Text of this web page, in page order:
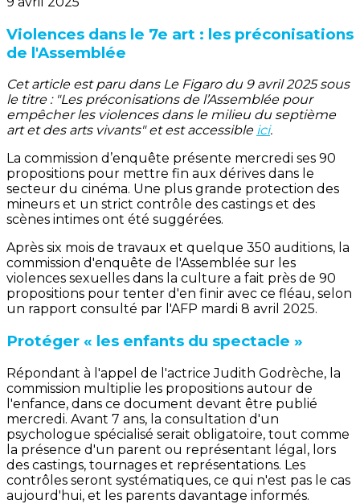
Violences dans le 7e art : les préconisations
de l'Assemblée
Cet article est paru dans Le Figaro du 9 avril 2025 sous
le titre : "Les préconisations de l’Assemblée pour
empêcher les violences dans le milieu du septième
art et des arts vivants" et est accessible ici.
La commission d’enquête présente mercredi ses 90
propositions pour mettre fin aux dérives dans le
secteur du cinéma. Une plus grande protection des
mineurs et un strict contrôle des castings et des
scènes intimes ont été suggérées.
Après six mois de travaux et quelque 350 auditions, la
commission d'enquête de l'Assemblée sur les
violences sexuelles dans la culture a fait près de 90
propositions pour tenter d'en finir avec ce fléau, selon
un rapport consulté par l'AFP mardi 8 avril 2025.
Protéger « les enfants du spectacle »
Répondant à l'appel de l'actrice Judith Godrèche, la
commission multiplie les propositions autour de
l'enfance, dans ce document devant être publié
mercredi. Avant 7 ans, la consultation d'un
psychologue spécialisé serait obligatoire, tout comme
la présence d'un parent ou représentant légal, lors
des castings, tournages et représentations. Les
contrôles seront systématiques, ce qui n'est pas le cas
aujourd'hui, et les parents davantage informés.